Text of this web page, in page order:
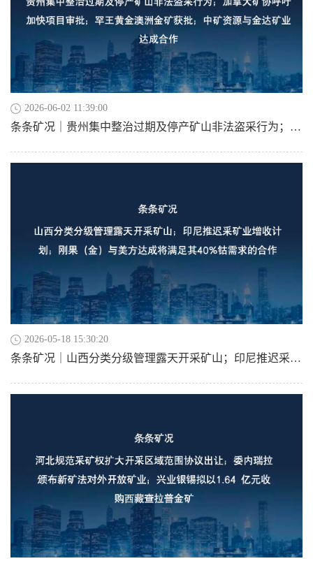
2026-06-02 11:39:00
条条矿况｜贵州集中整治过期及停产矿山非法盗采行为；加拿大矿协呼吁加快项目审批；罕王黄金澳洲金矿获批；中矿资源与金达矿业达成合作
2026-05-18 15:30:20
条条矿况｜山西分类分级管理露天开采矿山；印尼推迟采矿业增收计划；刚果（金）与美方达成将满足其40%钴需求的合作